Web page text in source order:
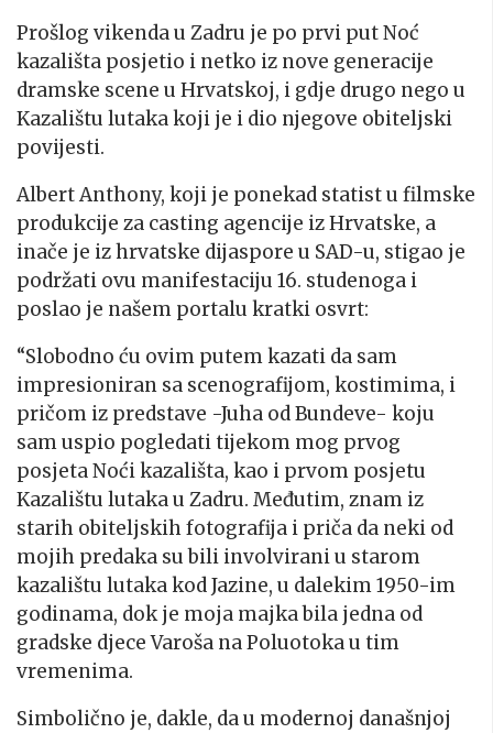
Prošlog vikenda u Zadru je po prvi put Noć
kazališta posjetio i netko iz nove generacije
dramske scene u Hrvatskoj, i gdje drugo nego u
Kazalištu lutaka koji je i dio njegove obiteljski
povijesti.
Albert Anthony, koji je ponekad statist u filmske
produkcije za casting agencije iz Hrvatske, a
inače je iz hrvatske dijaspore u SAD-u, stigao je
podržati ovu manifestaciju 16. studenoga i
poslao je našem portalu kratki osvrt:
“Slobodno ću ovim putem kazati da sam
impresioniran sa scenografijom, kostimima, i
pričom iz predstave -Juha od Bundeve- koju
sam uspio pogledati tijekom mog prvog
posjeta Noći kazališta, kao i prvom posjetu
Kazalištu lutaka u Zadru. Međutim, znam iz
starih obiteljskih fotografija i priča da neki od
mojih predaka su bili involvirani u starom
kazalištu lutaka kod Jazine, u dalekim 1950-im
godinama, dok je moja majka bila jedna od
gradske djece Varoša na Poluotoka u tim
vremenima.
Simbolično je, dakle, da u modernoj današnjoj